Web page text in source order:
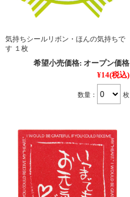
気持ちシールリボン・ほんの気持ちで
す １枚
希望小売価格: オープン価格
¥14(税込)
数量： 枚